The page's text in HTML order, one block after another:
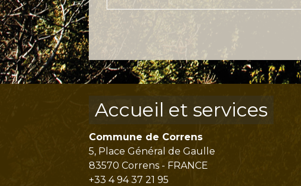
Accueil et services
Commune de Correns
5, Place Général de Gaulle
83570 Correns - FRANCE
+33 4 94 37 21 95